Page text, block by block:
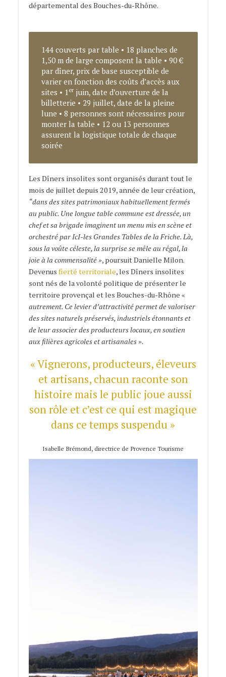
départemental des Bouches-du-Rhône.
144 couverts par table • 18 planches de
1,50 m de large composent la table • 90 €
par dîner, prix de base susceptible de
varier en fonction des coûts d’accès aux
sites • 1 erjuin, date d’ouverture de la
billetterie • 29 juillet, date de la pleine
lune • 8 personnes sont nécessaires pour
monter la table • 12 ou 13 personnes
assurent la logistique totale de chaque
soirée
Les Dîners insolites sont organisés durant tout le
mois de juillet depuis 2019, année de leur création,
“dans des sites patrimoniaux habituellement fermés
au public. Une longue table commune est dressée, un
chef et sa brigade imaginent un menu mis en scène et
orchestré par IcI-les Grandes Tables de la Friche. Là,
sous la voûte céleste, la surprise se mêle au régal, la
joie à la commensalité », poursuit Danielle Milon.
Devenus fierté territoriale, les Dîners insolites
sont nés de la volonté politique de présenter le
territoire provençal et les Bouches-du-Rhône «
autrement. Ce levier d’attractivité permet de valoriser
des sites naturels préservés, industriels étonnants et
de leur associer des producteurs locaux, en soutien
aux filières agricoles et artisanales ».
« Vignerons, producteurs, éleveurs
et artisans, chacun raconte son
histoire mais le public joue aussi
son rôle et c’est ce qui est magique
dans ce temps suspendu »
Isabelle Brémond, directrice de Provence Tourisme